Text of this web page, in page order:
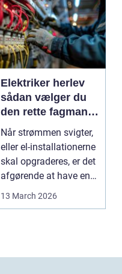
Elektriker herlev
sådan vælger du
den rette fagmand
til dine el-opgaver
Når strømmen svigter,
eller el-installationerne
skal opgraderes, er det
afgørende at have en
pålidel...
13 March 2026